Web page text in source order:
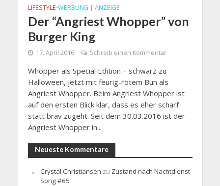
LIFESTYLE•WERBUNG | ANZEIGE
Der “Angriest Whopper” von
Burger King
17. April 2016 Schreib einen Kommentar
Whopper als Special Edition – schwarz zu
Halloween, jetzt mit feurig-rotem Bun als
Angriest Whopper. Beim Angriest Whopper ist
auf den ersten Blick klar, dass es eher scharf
statt brav zugeht. Seit dem 30.03.2016 ist der
Angriest Whopper in...
Neueste Kommentare
Crystal Christiansen zu Zustand nach Nachtdienst-
Song #65